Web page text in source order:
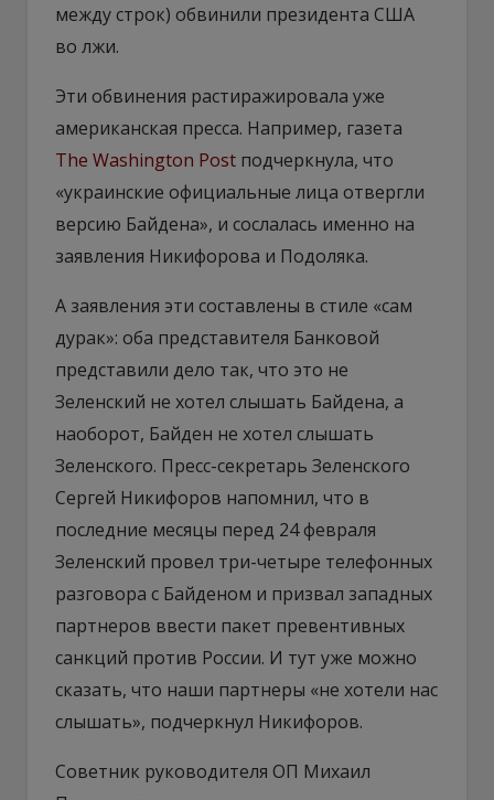
между строк) обвинили президента США
во лжи.
Эти обвинения растиражировала уже
американская пресса. Например, газета
The Washington Post подчеркнула, что
«украинские официальные лица отвергли
версию Байдена», и сослалась именно на
заявления Никифорова и Подоляка.
А заявления эти составлены в стиле «сам
дурак»: оба представителя Банковой
представили дело так, что это не
Зеленский не хотел слышать Байдена, а
наоборот, Байден не хотел слышать
Зеленского. Пресс-секретарь Зеленского
Сергей Никифоров напомнил, что в
последние месяцы перед 24 февраля
Зеленский провел три-четыре телефонных
разговора с Байденом и призвал западных
партнеров ввести пакет превентивных
санкций против России. И тут уже можно
сказать, что наши партнеры «не хотели нас
слышать», подчеркнул Никифоров.
Советник руководителя ОП Михаил